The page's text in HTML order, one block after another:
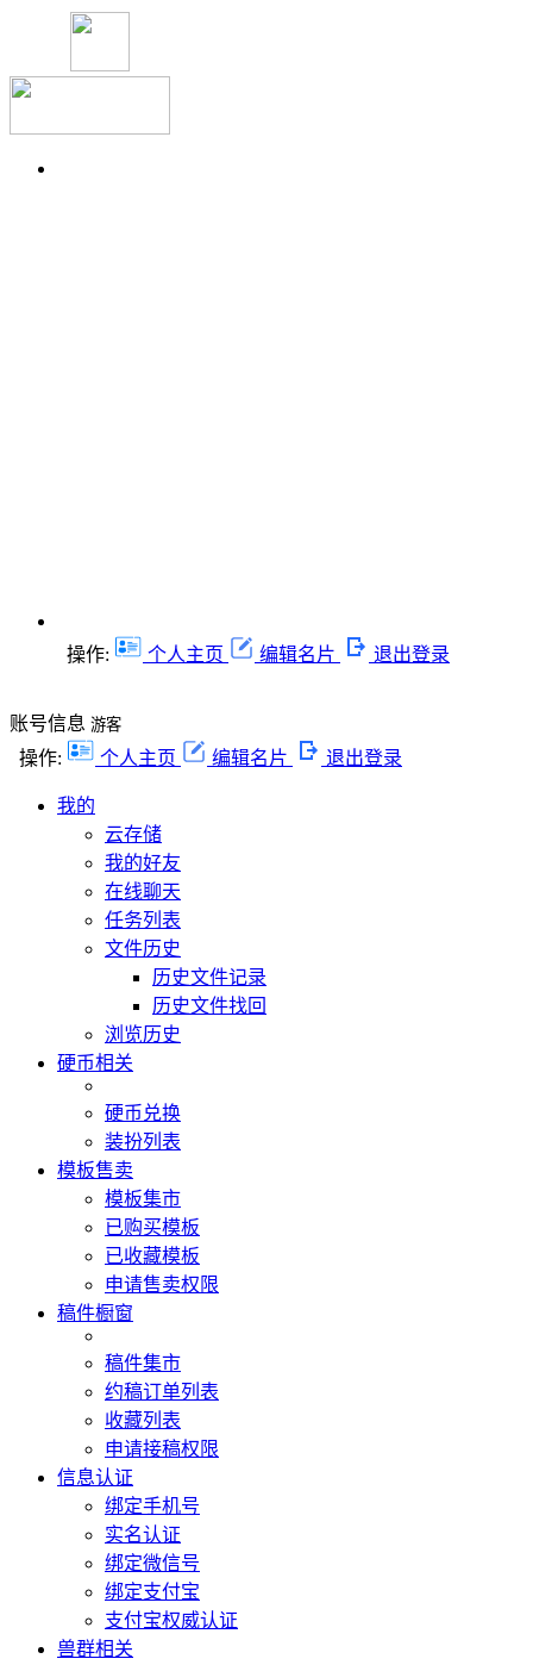
操作: 个人主页 编辑名片 退出登录
账号信息 游客
操作: 个人主页 编辑名片 退出登录
我的
云存储
我的好友
在线聊天
任务列表
文件历史
历史文件记录
历史文件找回
浏览历史
硬币相关
硬币兑换
装扮列表
模板售卖
模板集市
已购买模板
已收藏模板
申请售卖权限
稿件橱窗
稿件集市
约稿订单列表
收藏列表
申请接稿权限
信息认证
绑定手机号
实名认证
绑定微信号
绑定支付宝
支付宝权威认证
兽群相关